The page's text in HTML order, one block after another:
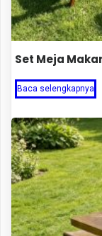
Set Meja
Baca selengkapnya